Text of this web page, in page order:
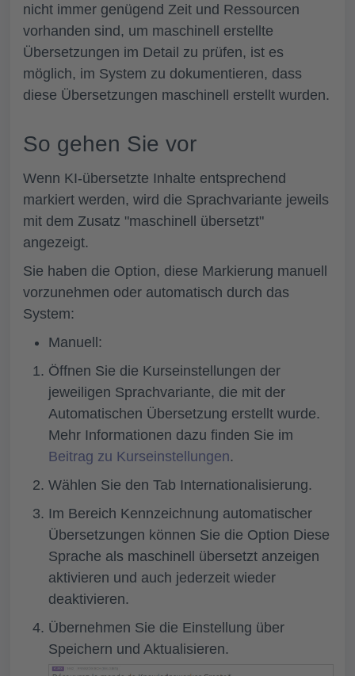
nicht immer genügend Zeit und Ressourcen
vorhanden sind, um maschinell erstellte
Übersetzungen im Detail zu prüfen, ist es
möglich, im System zu dokumentieren, dass
diese Übersetzungen maschinell erstellt wurden.
So gehen Sie vor
Wenn KI-übersetzte Inhalte entsprechend
markiert werden, wird die Sprachvariante jeweils
mit dem Zusatz "maschinell übersetzt"
angezeigt.
Sie haben die Option, diese Markierung manuell
vorzunehmen oder automatisch durch das
System:
Manuell:
Öffnen Sie die Kurseinstellungen der
jeweiligen Sprachvariante, die mit der
Automatischen Übersetzung erstellt wurde.
Mehr Informationen dazu finden Sie im
Beitrag zu Kurseinstellungen.
Wählen Sie den Tab Internationalisierung.
Im Bereich Kennzeichnung automatischer
Übersetzungen können Sie die Option Diese
Sprache als maschinell übersetzt anzeigen
aktivieren und auch jederzeit wieder
deaktivieren.
Übernehmen Sie die Einstellung über
Speichern und Aktualisieren.